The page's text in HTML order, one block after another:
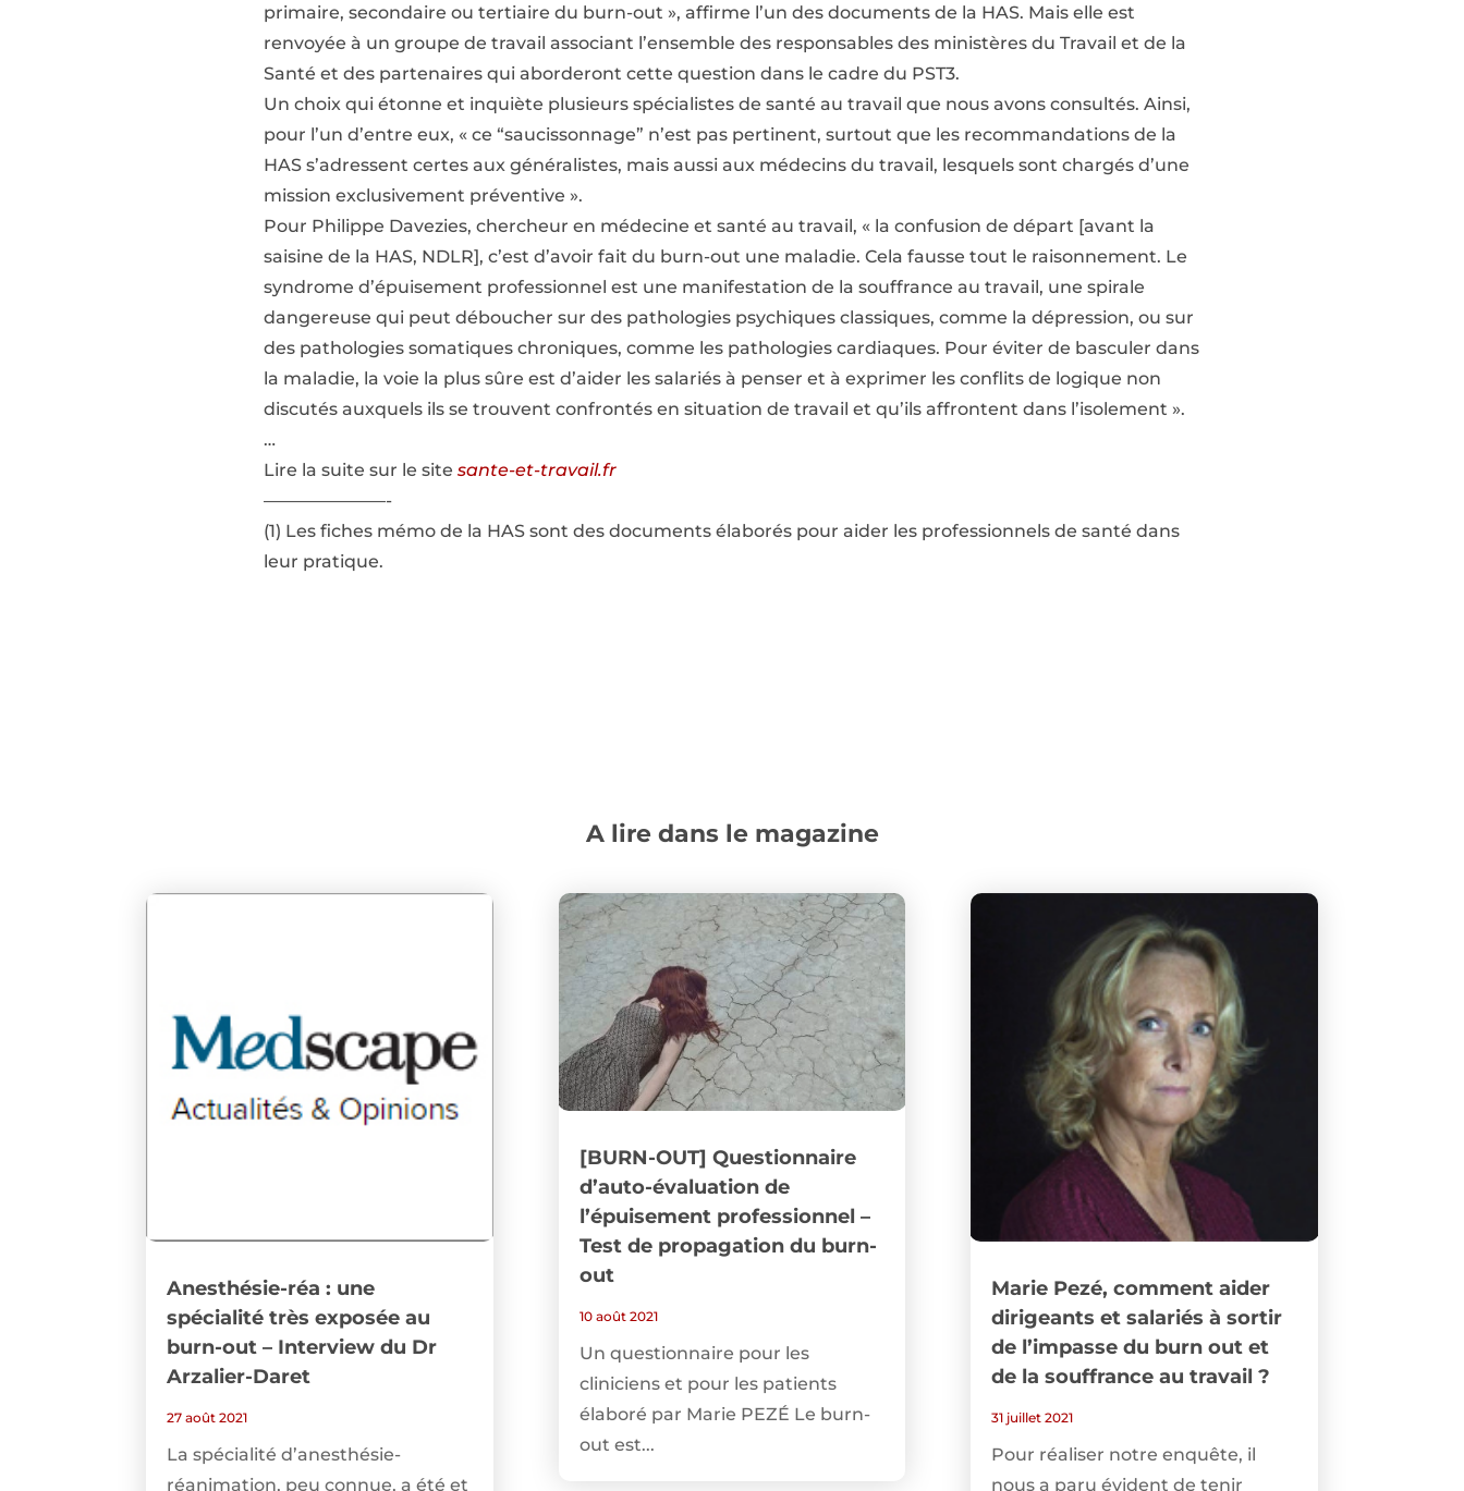
primaire, secondaire ou tertiaire du burn-out », affirme l’un des documents de la HAS. Mais elle est
renvoyée à un groupe de travail associant l’ensemble des responsables des ministères du Travail et de la
Santé et des partenaires qui aborderont cette question dans le cadre du PST3.
Un choix qui étonne et inquiète plusieurs spécialistes de santé au travail que nous avons consultés. Ainsi,
pour l’un d’entre eux, « ce “saucissonnage” n’est pas pertinent, surtout que les recommandations de la
HAS s’adressent certes aux généralistes, mais aussi aux médecins du travail, lesquels sont chargés d’une
mission exclusivement préventive ».
Pour Philippe Davezies, chercheur en médecine et santé au travail, « la confusion de départ [avant la
saisine de la HAS, NDLR], c’est d’avoir fait du burn-out une maladie. Cela fausse tout le raisonnement. Le
syndrome d’épuisement professionnel est une manifestation de la souffrance au travail, une spirale
dangereuse qui peut déboucher sur des pathologies psychiques classiques, comme la dépression, ou sur
des pathologies somatiques chroniques, comme les pathologies cardiaques. Pour éviter de basculer dans
la maladie, la voie la plus sûre est d’aider les salariés à penser et à exprimer les conflits de logique non
discutés auxquels ils se trouvent confrontés en situation de travail et qu’ils affrontent dans l’isolement ».
…
Lire la suite sur le site sante-et-travail.fr
———————-
(1) Les fiches mémo de la HAS sont des documents élaborés pour aider les professionnels de santé dans
leur pratique.
A lire dans le magazine
Anesthésie-réa : une
spécialité très exposée au
burn-out – Interview du Dr
Arzalier-Daret
27 août 2021
La spécialité d’anesthésie-
réanimation, peu connue, a été et
[BURN-OUT] Questionnaire
d’auto-évaluation de
l’épuisement professionnel –
Test de propagation du burn-
out
10 août 2021
Un questionnaire pour les
cliniciens et pour les patients
élaboré par Marie PEZÉ Le burn-
out est...
Marie Pezé, comment aider
dirigeants et salariés à sortir
de l’impasse du burn out et
de la souffrance au travail ?
31 juillet 2021
Pour réaliser notre enquête, il
nous a paru évident de tenir